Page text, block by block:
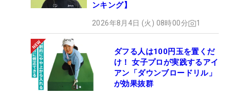
ンキング】
2026年8月4日 (火) 08時00分 1
ダフる人は100円玉を置くだ
け！ 女子プロが実践するアイ
アン「ダウンブロードリル」
が効果抜群